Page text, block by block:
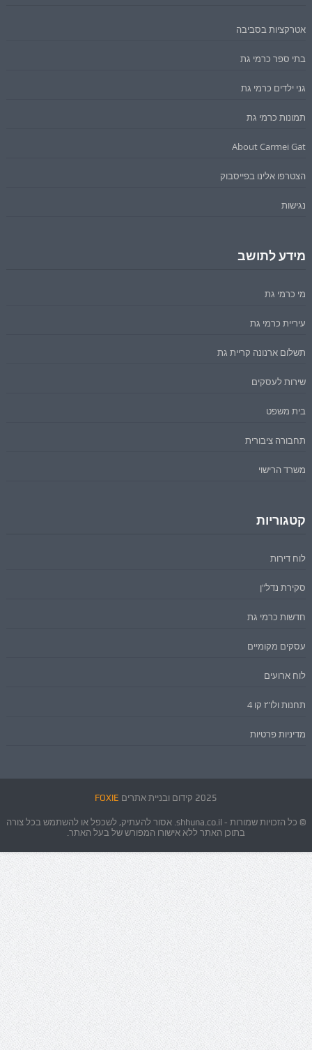
אטרקציות בסביבה
בתי ספר כרמי גת
גני ילדים כרמי גת
תמונות כרמי גת
About Carmei Gat
הצטרפו אלינו בפייסבוק
נגישות
מידע לתושב
מי כרמי גת
עיריית כרמי גת
תשלום ארנונה קריית גת
שירות לעסקים
בית משפט
תחבורה ציבורית
משרד הרישוי
קטגוריות
לוח דירות
סקירת נדל"ן
חדשות כרמי גת
עסקים מקומיים
לוח ארועים
תחנות ולו"ז קו 4
מדיניות פרטיות
2025 קידום ובניית אתרים FOXIE
© כל הזכויות שמורות - shhuna.co.il. אסור להעתיק, לשכפל או להשתמש בכל צורה
בתוכן האתר ללא אישורו המפורש של בעל האתר.